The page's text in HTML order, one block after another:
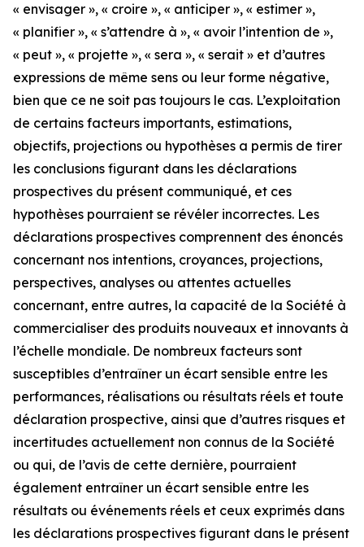
« envisager », « croire », « anticiper », « estimer »,
« planifier », « s’attendre à », « avoir l’intention de »,
« peut », « projette », « sera », « serait » et d’autres
expressions de même sens ou leur forme négative,
bien que ce ne soit pas toujours le cas. L’exploitation
de certains facteurs importants, estimations,
objectifs, projections ou hypothèses a permis de tirer
les conclusions figurant dans les déclarations
prospectives du présent communiqué, et ces
hypothèses pourraient se révéler incorrectes. Les
déclarations prospectives comprennent des énoncés
concernant nos intentions, croyances, projections,
perspectives, analyses ou attentes actuelles
concernant, entre autres, la capacité de la Société à
commercialiser des produits nouveaux et innovants à
l’échelle mondiale. De nombreux facteurs sont
susceptibles d’entraîner un écart sensible entre les
performances, réalisations ou résultats réels et toute
déclaration prospective, ainsi que d’autres risques et
incertitudes actuellement non connus de la Société
ou qui, de l’avis de cette dernière, pourraient
également entraîner un écart sensible entre les
résultats ou événements réels et ceux exprimés dans
les déclarations prospectives figurant dans le présent